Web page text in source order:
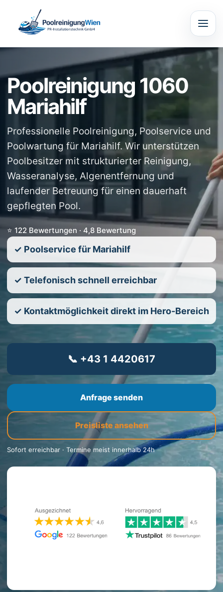
Poolreinigung 1060
Mariahilf
Professionelle Poolreinigung, Poolservice und
Poolwartung für Mariahilf. Wir unterstützen
Poolbesitzer mit strukturierter Reinigung,
Wasseranalyse, Algenentfernung und
laufender Betreuung für einen dauerhaft
gepflegten Pool.
⭐ 122 Bewertungen · 4,8 Bewertung
✓ Poolservice für Mariahilf
✓ Telefonisch schnell erreichbar
✓ Kontaktmöglichkeit direkt im Hero-Bereich
📞 +43 1 4420617
Anfrage senden
Preisliste ansehen
Sofort erreichbar · Termine meist innerhalb 24h